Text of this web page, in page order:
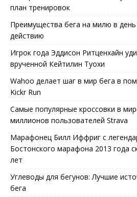
план тренировок
Преимущества бега на милю в
действию
Игрок года Эддисон Ритценхайн
врученной Кейтилин Туохи
Wahoo делает шаг в мир бега в
Kickr Run
Самые популярные кроссовки в
миллионов пользователей Strava
Марафонец Билл Иффриг с
Бостонского марафона 2013 года
лет
Углеводы для бегунов: Лучшие
бега